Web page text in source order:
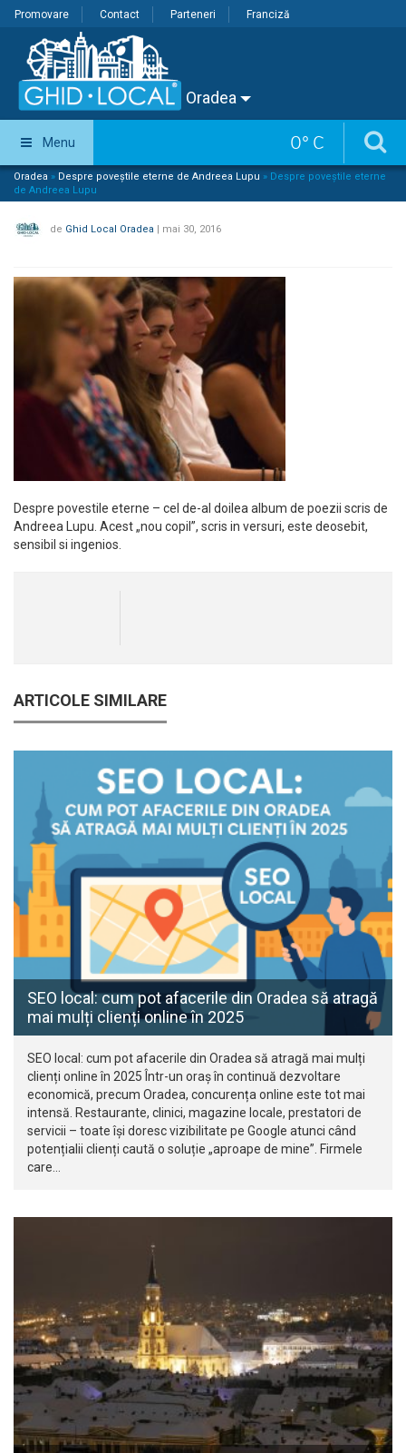
Promovare Contact Parteneri Franciză
Oradea
0° C
Menu
Oradea » Despre poveștile eterne de Andreea Lupu » Despre poveștile eterne
de Andreea Lupu
de Ghid Local Oradea | mai 30, 2016
Despre povestile eterne – cel de-al doilea album de poezii scris de
Andreea Lupu. Acest „nou copil”, scris in versuri, este deosebit,
sensibil si ingenios.
ARTICOLE SIMILARE
SEO local: cum pot afacerile din Oradea să atragă
mai mulți clienți online în 2025
SEO local: cum pot afacerile din Oradea să atragă mai mulți
clienți online în 2025 Într-un oraș în continuă dezvoltare
economică, precum Oradea, concurența online este tot mai
intensă. Restaurante, clinici, magazine locale, prestatori de
servicii – toate își doresc vizibilitate pe Google atunci când
potențialii clienți caută o soluție „aproape de mine”. Firmele
care…